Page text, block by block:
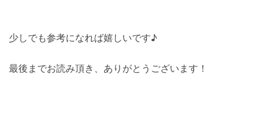
少しでも参考になれば嬉しいです♪
最後までお読み頂き、ありがとうございます！